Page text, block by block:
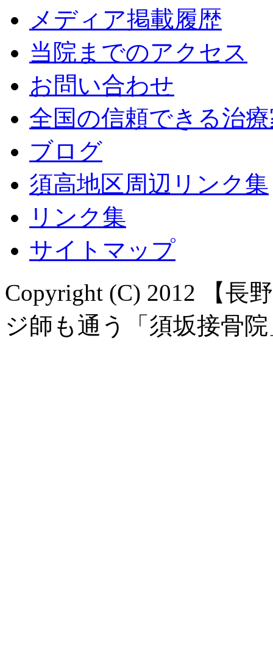
メディア掲載履歴
当院までのアクセス
お問い合わせ
全国の信頼できる治
ブログ
須高地区周辺リンク集
リンク集
サイトマップ
Copyright (C) 2012 【長
ジ師も通う「須坂接骨院